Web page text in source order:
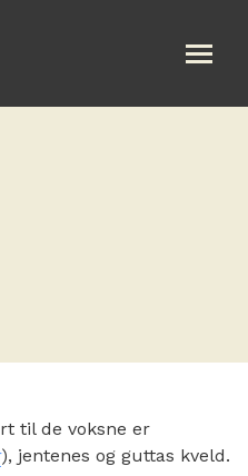
til de voksne er
), jentenes og guttas kveld.